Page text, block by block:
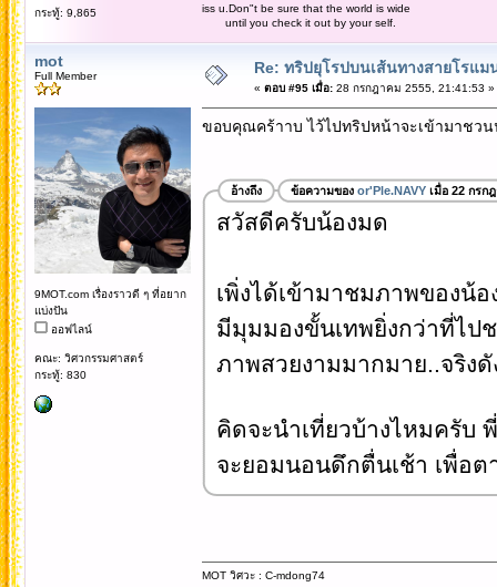
กระทู้: 9,865
iss u.Don"t be sure that the world is wide
until you check it out by your self.
mot
Full Member
9MOT.com เรื่องราวดี ๆ ที่อยาก
แบ่งปัน
ออฟไลน์
คณะ: วิศวกรรมศาสตร์
กระทู้: 830
Re: ทริปยุโรปบนเส้นทางสายโรแม
« ตอบ #95 เมื่อ:28 กรกฎาคม 2555, 21:41:53 »
ขอบคุณคร้าาบ ไว้ไปทริปหน้าจะเข้ามาชว
อ้างถึง ข้อความของ or'Ple.NAVYเมื่อ 22 กรก
สวัสดีครับน้องมด
เพิ่งได้เข้ามาชมภาพของน้อ
มีมุมมองขั้นเทพยิ่งกว่าที่ไป
ภาพสวยงามมากมาย..จริง
คิดจะนำเที่ยวบ้างไหมครั
จะยอมนอนดึกตื่นเช้า เพื่อ
MOT วิศวะ : C-mdong74